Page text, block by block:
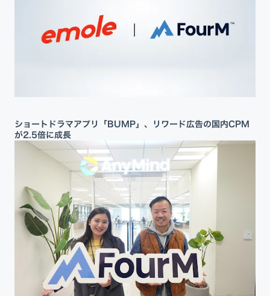
ショートドラマアプリ「BUMP」、リワード広告の国内CPM
が2.5倍に成長